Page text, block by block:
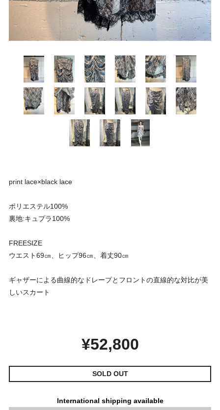
print lace×black lace
ポリエステル100%
裏地:キュプラ100%
FREESIZE
ウエスト69㎝、ヒップ96㎝、着丈90㎝
ギャザーによる曲線的なドレープとフロントの直線的な対比が美
しいスカート
¥52,800
SOLD OUT
International shipping available